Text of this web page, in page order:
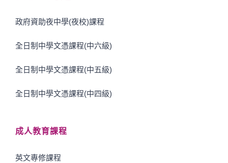
政府資助夜中學(夜校)課程
全日制中學文憑課程(中六級)
全日制中學文憑課程(中五級)
全日制中學文憑課程(中四級)
成人教育課程
英文專修課程